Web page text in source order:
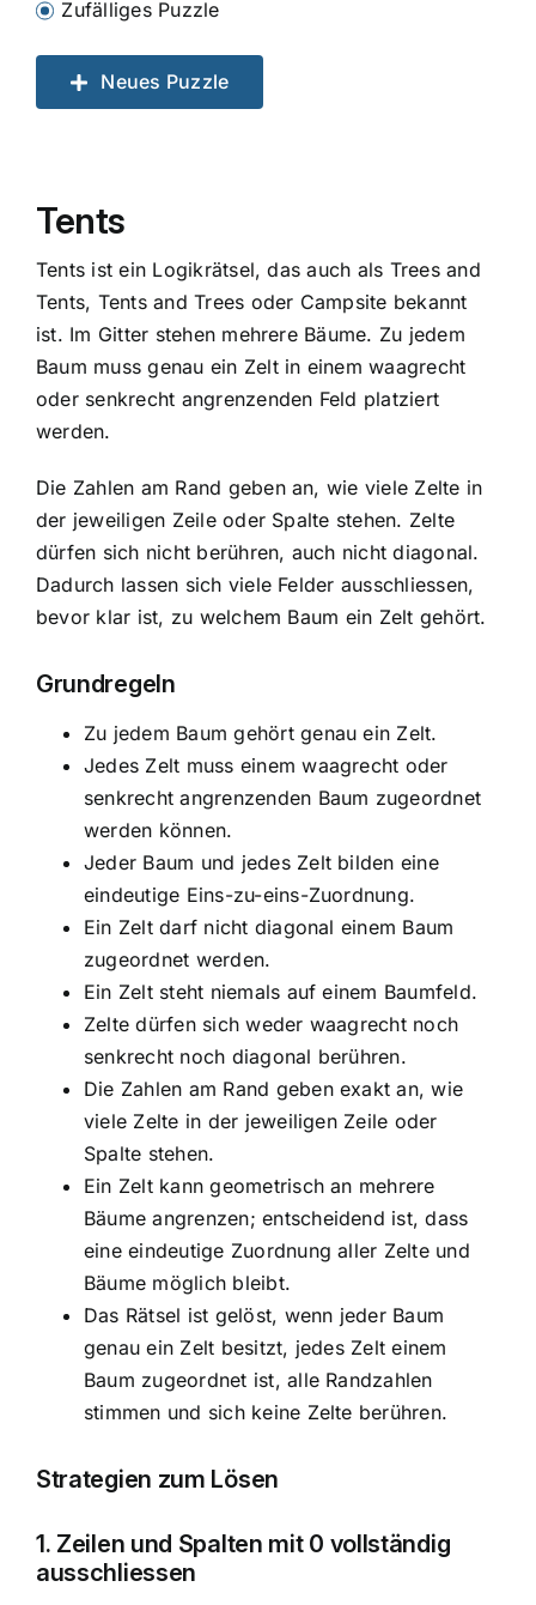
Zufälliges Puzzle
Neues Puzzle
Tents
Tents ist ein Logikrätsel, das auch als Trees and
Tents, Tents and Trees oder Campsite bekannt
ist. Im Gitter stehen mehrere Bäume. Zu jedem
Baum muss genau ein Zelt in einem waagrecht
oder senkrecht angrenzenden Feld platziert
werden.
Die Zahlen am Rand geben an, wie viele Zelte in
der jeweiligen Zeile oder Spalte stehen. Zelte
dürfen sich nicht berühren, auch nicht diagonal.
Dadurch lassen sich viele Felder ausschliessen,
bevor klar ist, zu welchem Baum ein Zelt gehört.
Grundregeln
Zu jedem Baum gehört genau ein Zelt.
Jedes Zelt muss einem waagrecht oder
senkrecht angrenzenden Baum zugeordnet
werden können.
Jeder Baum und jedes Zelt bilden eine
eindeutige Eins-zu-eins-Zuordnung.
Ein Zelt darf nicht diagonal einem Baum
zugeordnet werden.
Ein Zelt steht niemals auf einem Baumfeld.
Zelte dürfen sich weder waagrecht noch
senkrecht noch diagonal berühren.
Die Zahlen am Rand geben exakt an, wie
viele Zelte in der jeweiligen Zeile oder
Spalte stehen.
Ein Zelt kann geometrisch an mehrere
Bäume angrenzen; entscheidend ist, dass
eine eindeutige Zuordnung aller Zelte und
Bäume möglich bleibt.
Das Rätsel ist gelöst, wenn jeder Baum
genau ein Zelt besitzt, jedes Zelt einem
Baum zugeordnet ist, alle Randzahlen
stimmen und sich keine Zelte berühren.
Strategien zum Lösen
1. Zeilen und Spalten mit 0 vollständig
ausschliessen